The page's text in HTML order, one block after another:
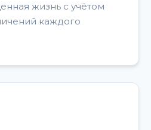
жизнь с учётом
каждого